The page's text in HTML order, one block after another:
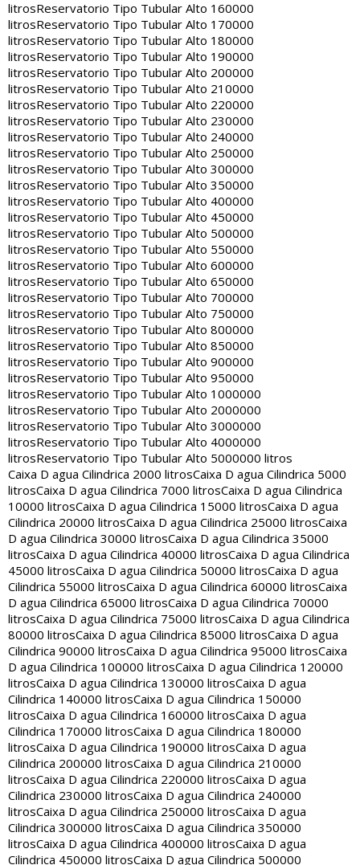
litrosReservatorio Tipo Tubular Alto 160000
litrosReservatorio Tipo Tubular Alto 170000
litrosReservatorio Tipo Tubular Alto 180000
litrosReservatorio Tipo Tubular Alto 190000
litrosReservatorio Tipo Tubular Alto 200000
litrosReservatorio Tipo Tubular Alto 210000
litrosReservatorio Tipo Tubular Alto 220000
litrosReservatorio Tipo Tubular Alto 230000
litrosReservatorio Tipo Tubular Alto 240000
litrosReservatorio Tipo Tubular Alto 250000
litrosReservatorio Tipo Tubular Alto 300000
litrosReservatorio Tipo Tubular Alto 350000
litrosReservatorio Tipo Tubular Alto 400000
litrosReservatorio Tipo Tubular Alto 450000
litrosReservatorio Tipo Tubular Alto 500000
litrosReservatorio Tipo Tubular Alto 550000
litrosReservatorio Tipo Tubular Alto 600000
litrosReservatorio Tipo Tubular Alto 650000
litrosReservatorio Tipo Tubular Alto 700000
litrosReservatorio Tipo Tubular Alto 750000
litrosReservatorio Tipo Tubular Alto 800000
litrosReservatorio Tipo Tubular Alto 850000
litrosReservatorio Tipo Tubular Alto 900000
litrosReservatorio Tipo Tubular Alto 950000
litrosReservatorio Tipo Tubular Alto 1000000
litrosReservatorio Tipo Tubular Alto 2000000
litrosReservatorio Tipo Tubular Alto 3000000
litrosReservatorio Tipo Tubular Alto 4000000
litrosReservatorio Tipo Tubular Alto 5000000 litros
Caixa D agua Cilindrica 2000 litrosCaixa D agua Cilindrica 5000
litrosCaixa D agua Cilindrica 7000 litrosCaixa D agua Cilindrica
10000 litrosCaixa D agua Cilindrica 15000 litrosCaixa D agua
Cilindrica 20000 litrosCaixa D agua Cilindrica 25000 litrosCaixa
D agua Cilindrica 30000 litrosCaixa D agua Cilindrica 35000
litrosCaixa D agua Cilindrica 40000 litrosCaixa D agua Cilindrica
45000 litrosCaixa D agua Cilindrica 50000 litrosCaixa D agua
Cilindrica 55000 litrosCaixa D agua Cilindrica 60000 litrosCaixa
D agua Cilindrica 65000 litrosCaixa D agua Cilindrica 70000
litrosCaixa D agua Cilindrica 75000 litrosCaixa D agua Cilindrica
80000 litrosCaixa D agua Cilindrica 85000 litrosCaixa D agua
Cilindrica 90000 litrosCaixa D agua Cilindrica 95000 litrosCaixa
D agua Cilindrica 100000 litrosCaixa D agua Cilindrica 120000
litrosCaixa D agua Cilindrica 130000 litrosCaixa D agua
Cilindrica 140000 litrosCaixa D agua Cilindrica 150000
litrosCaixa D agua Cilindrica 160000 litrosCaixa D agua
Cilindrica 170000 litrosCaixa D agua Cilindrica 180000
litrosCaixa D agua Cilindrica 190000 litrosCaixa D agua
Cilindrica 200000 litrosCaixa D agua Cilindrica 210000
litrosCaixa D agua Cilindrica 220000 litrosCaixa D agua
Cilindrica 230000 litrosCaixa D agua Cilindrica 240000
litrosCaixa D agua Cilindrica 250000 litrosCaixa D agua
Cilindrica 300000 litrosCaixa D agua Cilindrica 350000
litrosCaixa D agua Cilindrica 400000 litrosCaixa D agua
Cilindrica 450000 litrosCaixa D agua Cilindrica 500000